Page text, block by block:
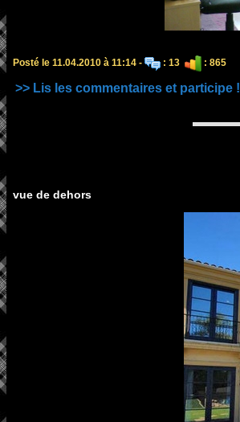
Posté le 11.04.2010 à 11:14 - : 13 : 865
>> Lis les commentaires et participe !
vue de dehors